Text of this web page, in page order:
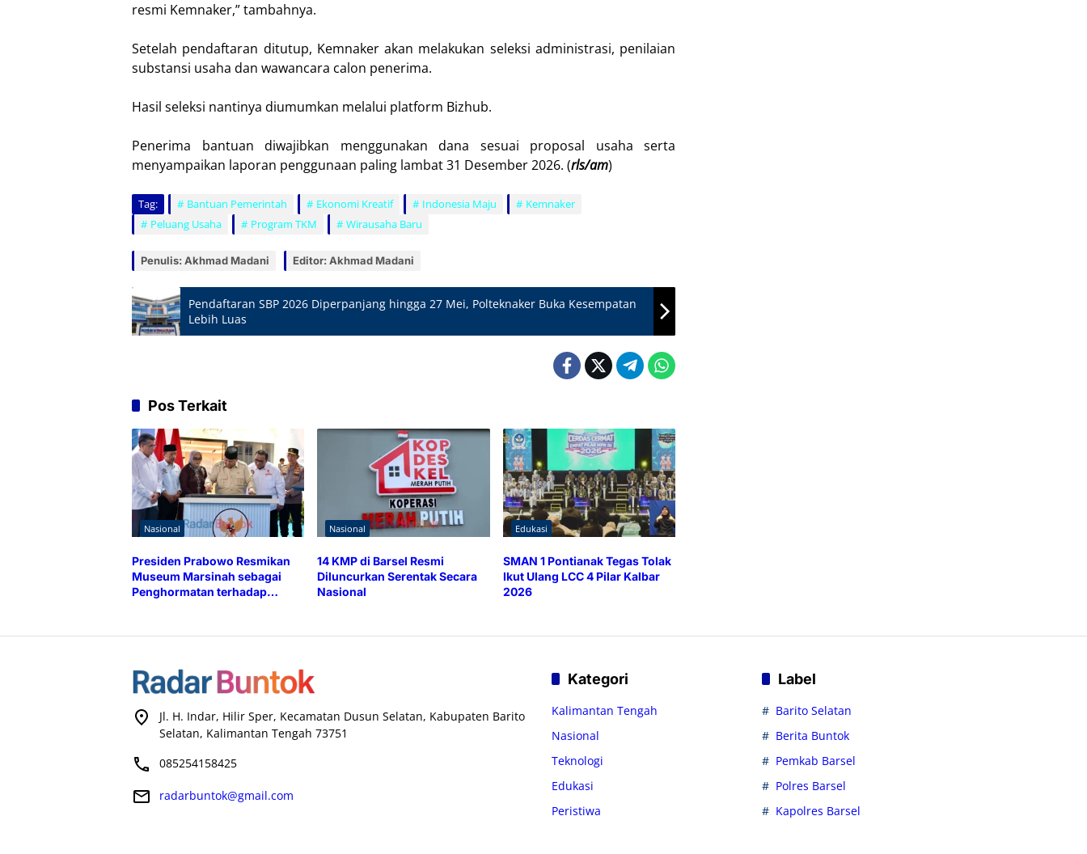
resmi Kemnaker,” tambahnya.
Setelah pendaftaran ditutup, Kemnaker akan melakukan seleksi administrasi, penilaian
substansi usaha dan wawancara calon penerima.
Hasil seleksi nantinya diumumkan melalui platform Bizhub.
Penerima bantuan diwajibkan menggunakan dana sesuai proposal usaha serta
menyampaikan laporan penggunaan paling lambat 31 Desember 2026. (rls/am)
Tag: Bantuan Pemerintah Ekonomi Kreatif Indonesia Maju
Kemnaker
Peluang Usaha
Program TKM Wirausaha Baru
Penulis: Akhmad Madani Editor: Akhmad Madani
Pendaftaran SBP 2026 Diperpanjang hingga 27 Mei, Polteknaker Buka Kesempatan
Lebih Luas
Pos Terkait
Nasional
Presiden Prabowo Resmikan
Museum Marsinah sebagai
Penghormatan terhadap
Nasional
14 KMP di Barsel Resmi
Diluncurkan Serentak Secara
Nasional
Edukasi
SMAN 1 Pontianak Tegas Tolak
Ikut Ulang LCC 4 Pilar Kalbar
2026
Jl. H. Indar, Hilir Sper, Kecamatan Dusun Selatan, Kabupaten Barito
Selatan, Kalimantan Tengah 73751
085254158425
radarbuntok@gmail.com
Kategori
Kalimantan Tengah
Nasional
Teknologi
Edukasi
Peristiwa
Label
Barito Selatan
Berita Buntok
Pemkab Barsel
Polres Barsel
Kapolres Barsel